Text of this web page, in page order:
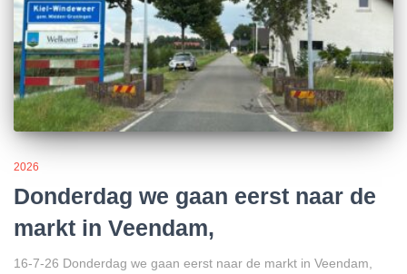
2026
Donderdag we gaan eerst naar de
markt in Veendam,
16-7-26 Donderdag we gaan eerst naar de markt in Veendam,